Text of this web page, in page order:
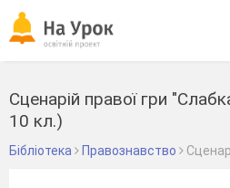
Сценарій правої гри
10 кл.)
Бібліотека Правознавство